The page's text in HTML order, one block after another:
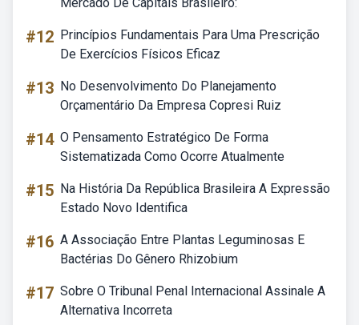
#12 Princípios Fundamentais Para Uma Prescrição
De Exercícios Físicos Eficaz
#13 No Desenvolvimento Do Planejamento
Orçamentário Da Empresa Copresi Ruiz
#14 O Pensamento Estratégico De Forma
Sistematizada Como Ocorre Atualmente
#15 Na História Da República Brasileira A Expressão
Estado Novo Identifica
#16 A Associação Entre Plantas Leguminosas E
Bactérias Do Gênero Rhizobium
#17 Sobre O Tribunal Penal Internacional Assinale A
Alternativa Incorreta